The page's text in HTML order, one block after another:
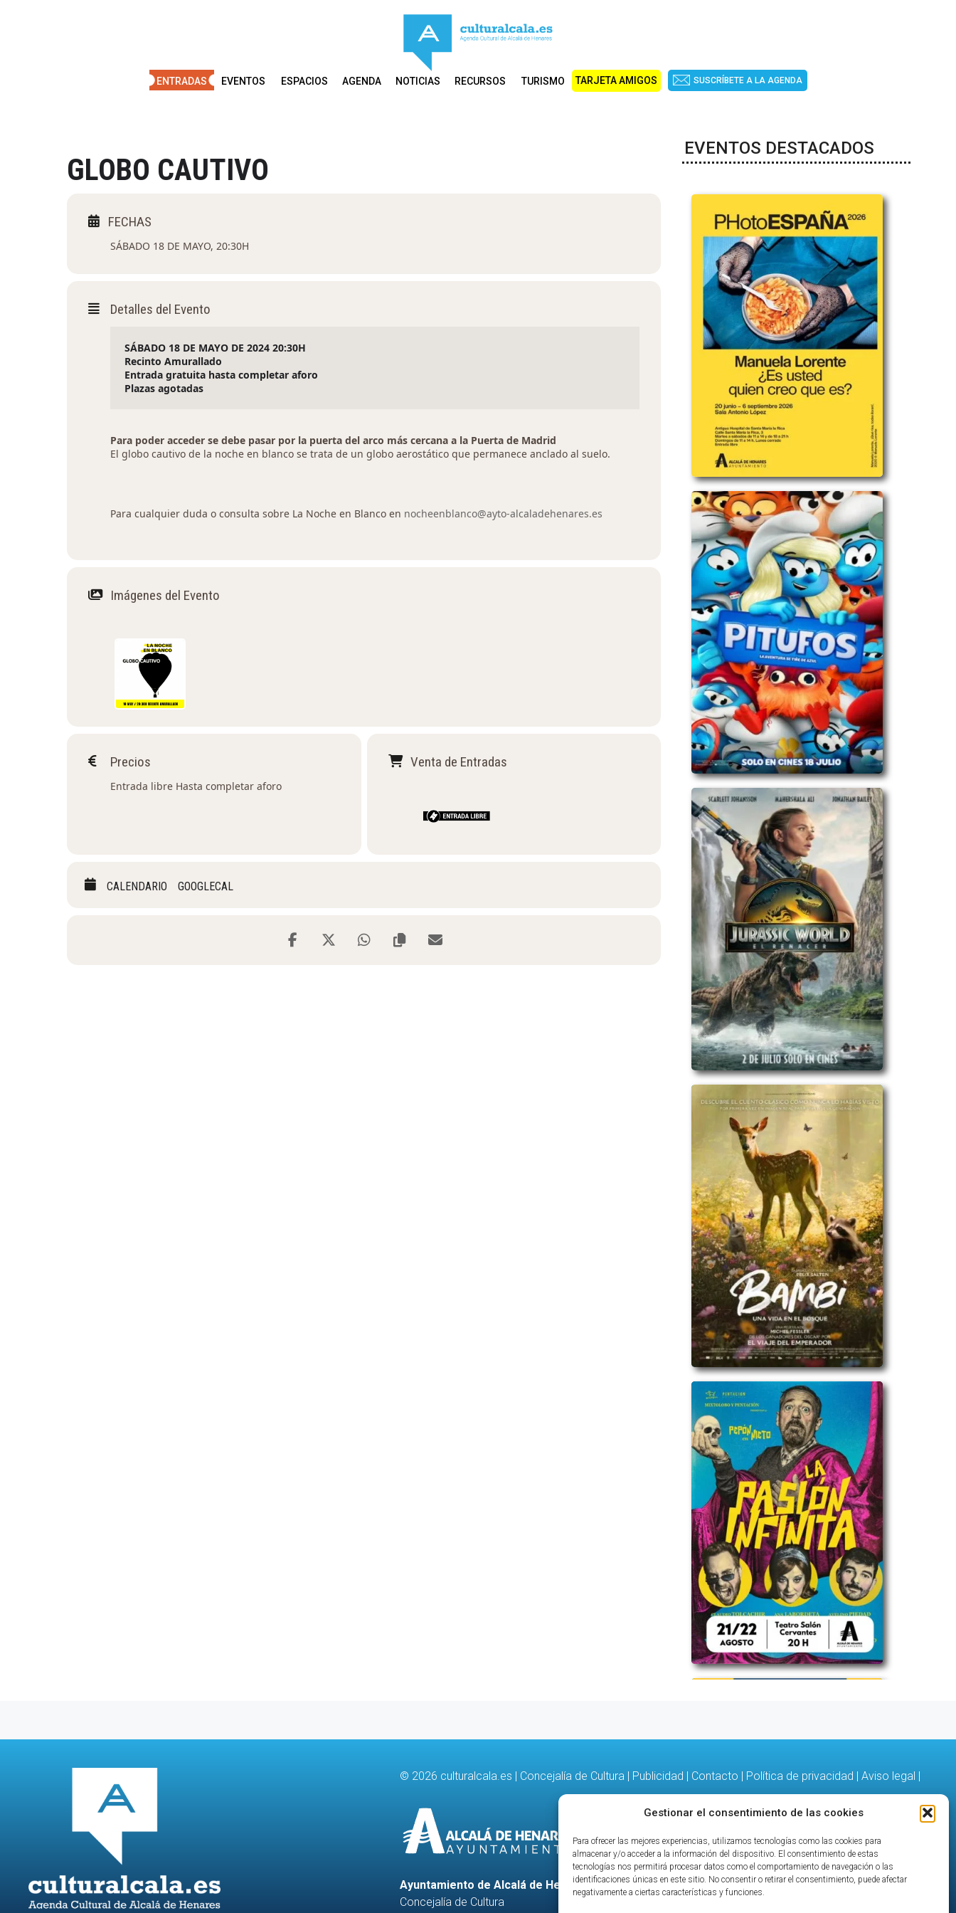
Gestionar el consentimiento de las cookies
Para ofrecer las mejores experiencias, utilizamos tecnologías como las cookies para
almacenar y/o acceder a la información del dispositivo. El consentimiento de estas
tecnologías nos permitirá procesar datos como el comportamiento de navegación o las
identificaciones únicas en este sitio. No consentir o retirar el consentimiento, puede afectar
negativamente a ciertas características y funciones.
ENTRADAS EVENTOS ESPACIOS AGENDA NOTICIAS RECURSOS TURISMO TARJETA AMIGOS SUSCRÍBETE A LA AGENDA
GLOBO CAUTIVO
SÁBADO 18 DE MAYO, 20:30H
Detalles del Evento
SÁBADO 18 DE MAYO DE 2024 20:30H
Recinto Amurallado
Entrada gratuita hasta completar aforo
Plazas agotadas
Para poder acceder se debe pasar por la puerta del arco más cercana a la Puerta de Madrid
El globo cautivo de la noche en blanco se trata de un globo aerostático que permanece anclado al suelo.
Para cualquier duda o consulta sobre La Noche en Blanco en nocheenblanco@ayto-alcaladehenares.es
Imágenes del Evento
Precios
Entrada libre Hasta completar aforo
Venta de Entradas
CALENDARIO GOOGLECAL
EVENTOS DESTACADOS
© 2026 culturalcala.es | Concejalía de Cultura | Publicidad | Contacto | Política de privacidad | Aviso legal |
Ayuntamiento de Alcalá de Henares
Concejalía de Cultura